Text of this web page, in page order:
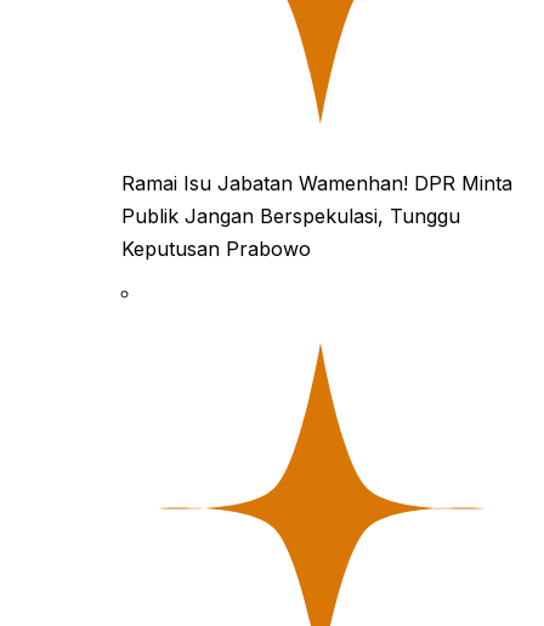
Ramai Isu Jabatan Wamenhan! DPR Minta
Publik Jangan Berspekulasi, Tunggu
Keputusan Prabowo